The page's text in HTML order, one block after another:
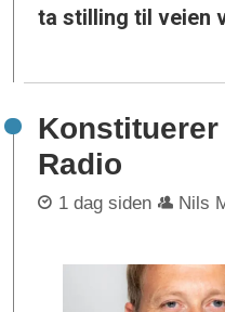
ta stilling til veien
Radio
1 dag siden Nils